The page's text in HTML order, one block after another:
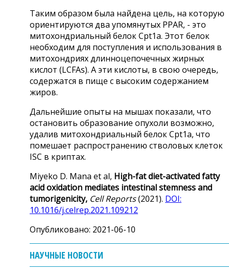
Таким образом была найдена цель, на которую
ориентируются два упомянутых PPAR, - это
митохондриальный белок Cpt1a. Этот белок
необходим для поступления и использования в
митохондриях длинноцепочечных жирных
кислот (LCFAs). А эти кислоты, в свою очередь,
содержатся в пище с высоким содержанием
жиров.
Дальнейшие опыты на мышах показали, что
остановить образование опухоли возможно,
удалив митохондриальный белок Cpt1a, что
помешает распространению стволовых клеток
ISC в криптах.
Miyeko D. Mana et al, High-fat diet-activated fatty
acid oxidation mediates intestinal stemness and
tumorigenicity, Cell Reports(2021). DOI:
10.1016/j.celrep.2021.109212
Опубликовано: 2021-06-10
НАУЧНЫЕ НОВОСТИ